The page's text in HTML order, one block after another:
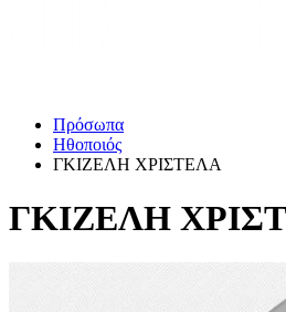
Πρόσωπα
Ηθοποιός
ΓΚΙΖΕΛΗ ΧΡΙΣΤΕΛΑ
ΓΚΙΖΕΛΗ